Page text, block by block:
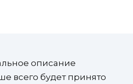
описание
всего будет принято